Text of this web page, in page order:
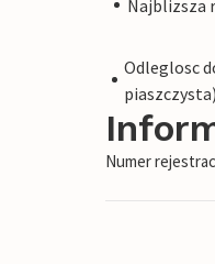
Najblizsza
Odleglosc
piaszczysta)
Numer